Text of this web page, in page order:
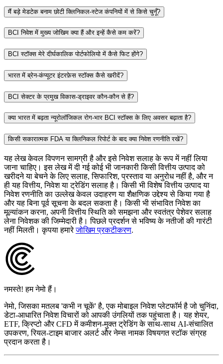
मैं बड़े मेडटेक बनाम छोटी क्लिनिकल‑स्टेज कंपनियों में से किसे चुनूँ?
BCI निवेश में मुख्य जोखिम क्या हैं और इन्हें कैसे कम करें?
BCI स्टॉक्स मेरे दीर्घकालिक पोर्टफोलियो में कैसे फिट होंगे?
भारत में ब्रेन-कंप्यूटर इंटरफ़ेस स्टॉक्स कैसे खरीदें?
BCI सेक्टर के प्रमुख विकास‑ड्राइवर कौन‑कौन से हैं?
क्या भारत में बढ़ता न्यूरोलॉजिकल रोग‑भार BCI स्टॉक्स के लिए अवसर बढ़ाता है?
किसी सकारात्मक FDA या क्लिनिकल रिपोर्ट के बाद क्या निवेश रणनीति रखें?
यह लेख केवल विपणन सामग्री है और इसे निवेश सलाह के रूप में नहीं लिया
जाना चाहिए। इस लेख में दी गई कोई भी जानकारी किसी वित्तीय उत्पाद को
खरीदने या बेचने के लिए सलाह, सिफारिश, प्रस्ताव या अनुरोध नहीं है, और न
ही यह वित्तीय, निवेश या ट्रेडिंग सलाह है। किसी भी विशेष वित्तीय उत्पाद या
निवेश रणनीति का उल्लेख केवल उदाहरण या शैक्षणिक उद्देश्य से किया गया है
और यह बिना पूर्व सूचना के बदल सकता है। किसी भी संभावित निवेश का
मूल्यांकन करना, अपनी वित्तीय स्थिति को समझना और स्वतंत्र पेशेवर सलाह
लेना निवेशक की जिम्मेदारी है। पिछले प्रदर्शन से भविष्य के नतीजों की गारंटी
नहीं मिलती। कृपया हमारे जोखिम प्रकटीकरण.
नमस्ते! हम नेमो हैं।
नेमो, जिसका मतलब 'कभी न चूकें' है, एक मोबाइल निवेश प्लेटफॉर्म है जो चुनिंदा,
डेटा-आधारित निवेश विचारों को आपकी उंगलियों तक पहुंचाता है। यह शेयर,
ETF, क्रिप्टो और CFD में कमीशन-मुक्त ट्रेडिंग के साथ-साथ AI-संचालित
उपकरण, रियल-टाइम बाजार अलर्ट और नेम्स नामक विषयगत स्टॉक संग्रह
प्रदान करता है।